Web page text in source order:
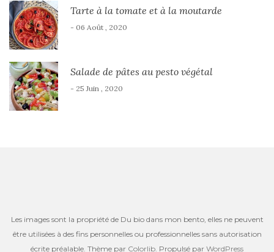
Tarte à la tomate et à la moutarde
- 06 Août , 2020
Salade de pâtes au pesto végétal
- 25 Juin , 2020
Les images sont la propriété de Du bio dans mon bento, elles ne peuvent
être utilisées à des fins personnelles ou professionnelles sans autorisation
écrite préalable. Thème par Colorlib. Propulsé par WordPress